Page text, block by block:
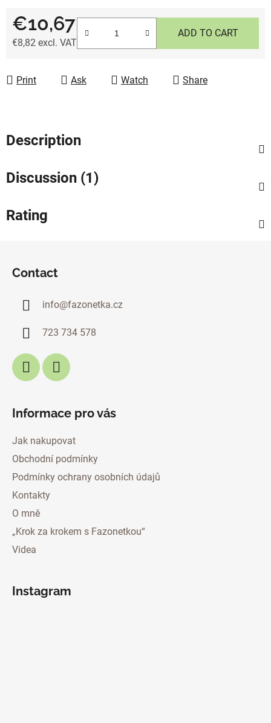
€10,67
€8,82 excl. VAT
ADD TO CART
Print Ask Watch Share
Description
Discussion (1)
Rating
Contact
info@fazonetka.cz
723 734 578
Informace pro vás
Jak nakupovat
Obchodní podmínky
Podmínky ochrany osobních údajů
Kontakty
O mně
„Krok za krokem s Fazonetkou“
Videa
Instagram